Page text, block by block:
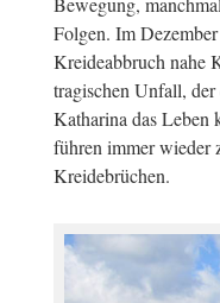
Folgen. Im
Kreideabbruch nahe
tragischen Unfall,
Katharina das Leben
führen immer wieder
Kreidebrüchen.